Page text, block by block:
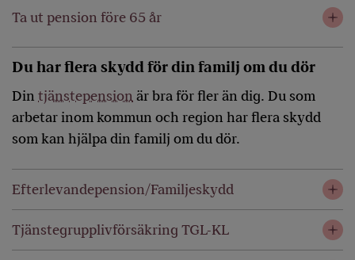
Ta ut pension före 65 år
Du har flera skydd för din familj om du dör
Din tjänstepension är bra för fler än dig. Du som
arbetar inom kommun och region har flera skydd
som kan hjälpa din familj om du dör.
Efterlevandepension/Familjeskydd
Tjänstegrupplivförsäkring TGL-KL